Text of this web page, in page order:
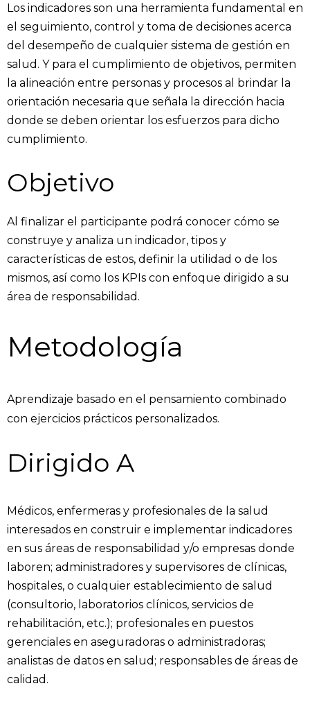
Los indicadores son una herramienta fundamental en
el seguimiento, control y toma de decisiones acerca
del desempeño de cualquier sistema de gestión en
salud. Y para el cumplimiento de objetivos, permiten
la alineación entre personas y procesos al brindar la
orientación necesaria que señala la dirección hacia
donde se deben orientar los esfuerzos para dicho
cumplimiento.
Objetivo
Al finalizar el participante podrá conocer cómo se
construye y analiza un indicador, tipos y
características de estos, definir la utilidad o de los
mismos, así como los KPIs con enfoque dirigido a su
área de responsabilidad.
Metodología
Aprendizaje basado en el pensamiento combinado
con ejercicios prácticos personalizados.
Dirigido A
Médicos, enfermeras y profesionales de la salud
interesados en construir e implementar indicadores
en sus áreas de responsabilidad y/o empresas donde
laboren; administradores y supervisores de clínicas,
hospitales, o cualquier establecimiento de salud
(consultorio, laboratorios clínicos, servicios de
rehabilitación, etc.); profesionales en puestos
gerenciales en aseguradoras o administradoras;
analistas de datos en salud; responsables de áreas de
calidad.